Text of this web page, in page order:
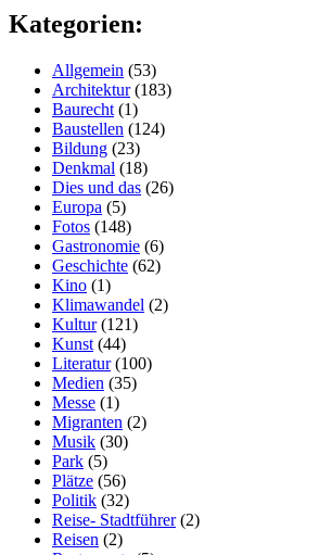
Kategorien:
Allgemein (53)
Architektur(183)
Baurecht (1)
Baustellen (124)
Bildung (23)
Denkmal (18)
Dies und das (26)
Europa (5)
Fotos (148)
Gastronomie (6)
Geschichte (62)
Kino (1)
Klimawandel (2)
Kultur(121)
Kunst (44)
Literatur(100)
Medien (35)
Messe (1)
Migranten (2)
Musik (30)
Park (5)
Plätze (56)
Politik (32)
Reise- Stadtführer(2)
Reisen (2)